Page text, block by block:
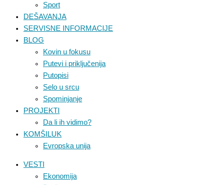
Sport
DEŠAVANJA
SERVISNE INFORMACIJE
BLOG
Kovin u fokusu
Putevi i priključenija
Putopisi
Selo u srcu
Spominjanje
PROJEKTI
Da li ih vidimo?
KOMŠILUK
Evropska unija
VESTI
Ekonomija